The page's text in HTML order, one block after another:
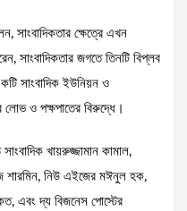
সাংবাদিকতার ক্ষেত্রে এখন
সাংবাদিকতার জগতে তিনটি বিপ্লব
সাংবাদিক ইউনিয়ন ও
লোভ ও পক্ষপাতের বিরুদ্ধে।
খায়রুজ্জামান কামাল,
শারমিন, নিউ এইজের মঈনুল হক,
এবং দ্য বিজনেস পোস্টের